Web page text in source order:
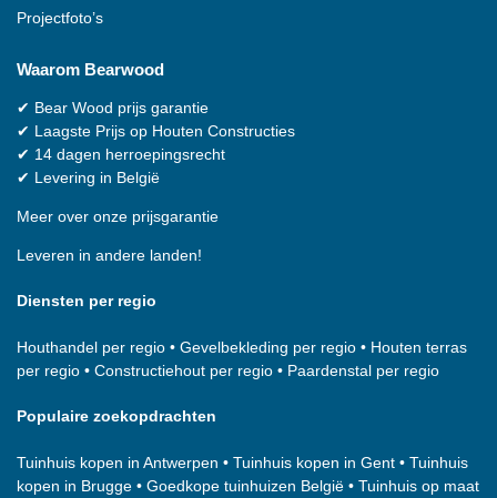
Projectfoto’s
Waarom Bearwood
✔ Bear Wood prijs garantie
✔ Laagste Prijs op Houten Constructies
✔ 14 dagen herroepingsrecht
✔ Levering in België
Meer over onze prijsgarantie
Leveren in andere landen!
Diensten per regio
Houthandel per regio • Gevelbekleding per regio • Houten terras
per regio • Constructiehout per regio • Paardenstal per regio
Populaire zoekopdrachten
Tuinhuis kopen in Antwerpen • Tuinhuis kopen in Gent • Tuinhuis
kopen in Brugge • Goedkope tuinhuizen België • Tuinhuis op maat